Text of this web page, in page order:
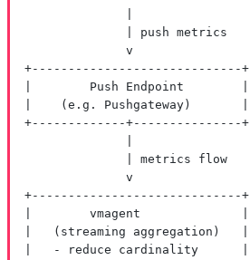
| push metrics
v
+-----------------------------+
|        Push Endpoint        |
|    (e.g. Pushgateway)       |
+-------------+---------------+
| metrics flow
v
+-----------------------------+
|        vmagent              |
|   (streaming aggregation)   |
|   - reduce cardinality      |